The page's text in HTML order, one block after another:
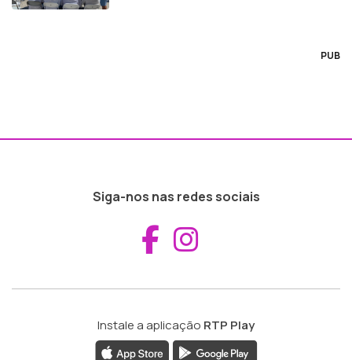
PUB
Siga-nos nas redes sociais
Aceder ao
Instale a aplicação RTP Play